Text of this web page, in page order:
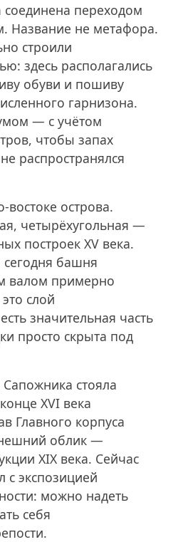
соединена переходом
Название не метафора.
строили
здесь располагались
обуви и пошиву
гарнизона.
— с учётом
чтобы запах
распространялся
востоке острова.
четырёхугольная —
построек XV века.
сегодня башня
валом примерно
слой
значительная часть
просто скрыта под
стояла
XVI века
Главного корпуса
облик —
XIX века. Сейчас
с экспозицией
можно надеть
себя